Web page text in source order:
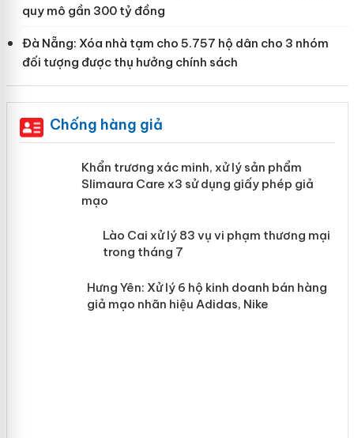
quy mô gần 300 tỷ đồng
Đà Nẵng: Xóa nhà tạm cho 5.757 hộ dân cho 3 nhóm
đối tượng được thụ hưởng chính sách
Chống hàng giả
Khẩn trương xác minh, xử lý sản phẩm
Slimaura Care x3 sử dụng giấy phép
mại trong tháng 7